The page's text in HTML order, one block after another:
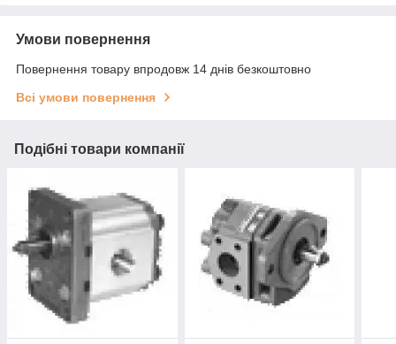
Умови повернення
Повернення товару впродовж 14 днів безкоштовно
Всі умови повернення
Подібні товари компанії